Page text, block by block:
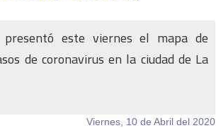
este viernes el mapa de
de coronavirus en la ciudad de La
Viernes, 10 de Abril del 2020